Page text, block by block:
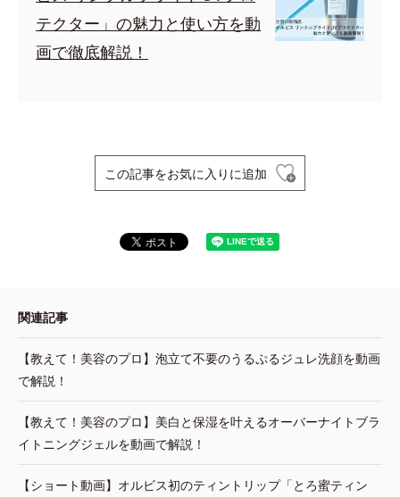
テクター」の魅力と使い方を動
画で徹底解説！
この記事をお気に入りに追加
関連記事
【教えて！美容のプロ】泡立て不要のうるぷるジュレ洗顔を動画
で解説！
【教えて！美容のプロ】美白と保湿を叶えるオーバーナイトブラ
イトニングジェルを動画で解説！
【ショート動画】オルビス初のティントリップ「とろ蜜ティン